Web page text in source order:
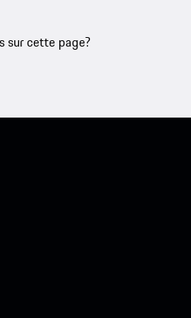
sur cette page?